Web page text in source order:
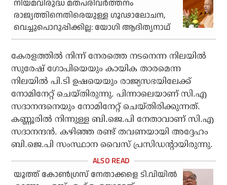
നിയമവിരുദ്ധ മതപരിവര്‍ത്തനം
രാജ്യത്തിനെതിരെയുള്ള ഗൂഢാലോചന,
വെച്ചുപൊറുപ്പിക്കില്ല: യോഗി ആദിത്യനാഥ്
കേരളത്തിൽ നിന്ന് നേരത്തെ നടനെന്ന നിലയിൽ
സുരേഷ് ഗോപിയെയും കായിക താരമെന്ന
നിലയിൽ പി.ടി ഉഷയെയും രാജ്യസഭയിലേക്ക്
നോമിനേറ്റ് ചെയ്തിരുന്നു. പിന്നാലെയാണ് സി.എ
സദാനന്ദനെയും നോമിനേറ്റ് ചെയ്തിരിക്കുന്നത്.
കണ്ണൂരിൽ നിന്നുള്ള ബി.ജെ.പി നേതാവാണ് സി.എ
സദാനന്ദൻ. കഴിഞ്ഞ രണ്ട് തവണയായി അദ്ദേഹം
ബി.ജെ.പി സംസ്ഥാന വൈസ് പ്രസിഡന്റായിരുന്നു.
യൂത്ത് കോണ്‍ഗ്രസ് നേതാക്കളെ ടി.വിയില്‍